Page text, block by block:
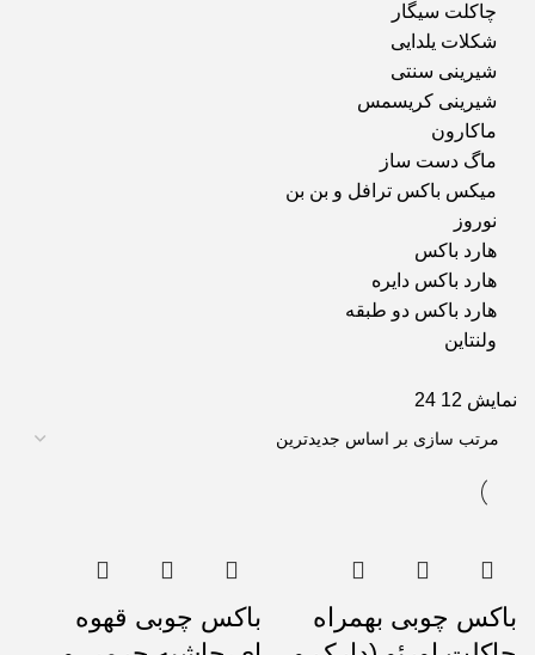
چاکلت سیگار
شکلات یلدایی
شیرینی سنتی
شیرینی کریسمس
ماکارون
ماگ دست ساز
میکس باکس ترافل و بن بن
نوروز
هارد باکس
هارد باکس دایره
هارد باکس دو طبقه
ولنتاین
نمایش 12
24
باکس چوبی بهمراه
باکس چوبی قهوه